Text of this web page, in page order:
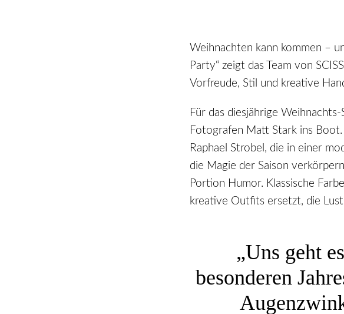
Weihnachten kann kommen –
Party“ zeigt das Team von
Vorfreude, Stil und kreative
Für das diesjährige
Fotografen Matt Stark ins
Raphael Strobel, die in einer
die Magie der Saison
Portion Humor. Klassische
kreative Outfits ersetzt, die
„Uns geht
besonderen